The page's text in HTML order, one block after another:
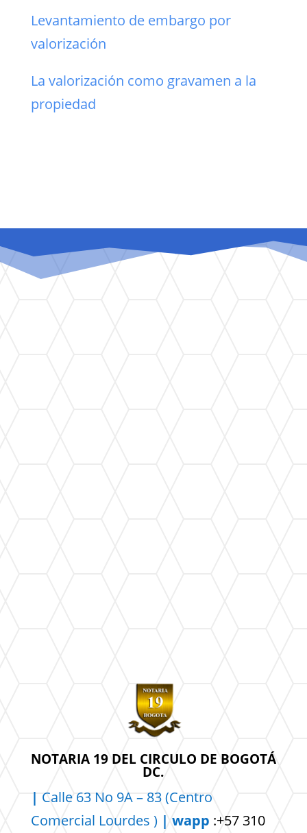
Levantamiento de embargo por
valorización
La valorización como gravamen a la
propiedad
NOTARIA 19 DEL CIRCULO DE BOGOTÁ
DC.
| Calle 63 No 9A – 83 (Centro
Comercial Lourdes ) | wapp :+57 310